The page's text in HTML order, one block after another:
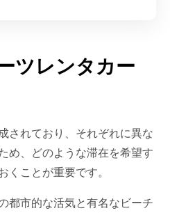
ツレンタカー
されており、それぞれに異な
め、どのような滞在を希望す
くことが重要です。
都市的な活気と有名なビーチ